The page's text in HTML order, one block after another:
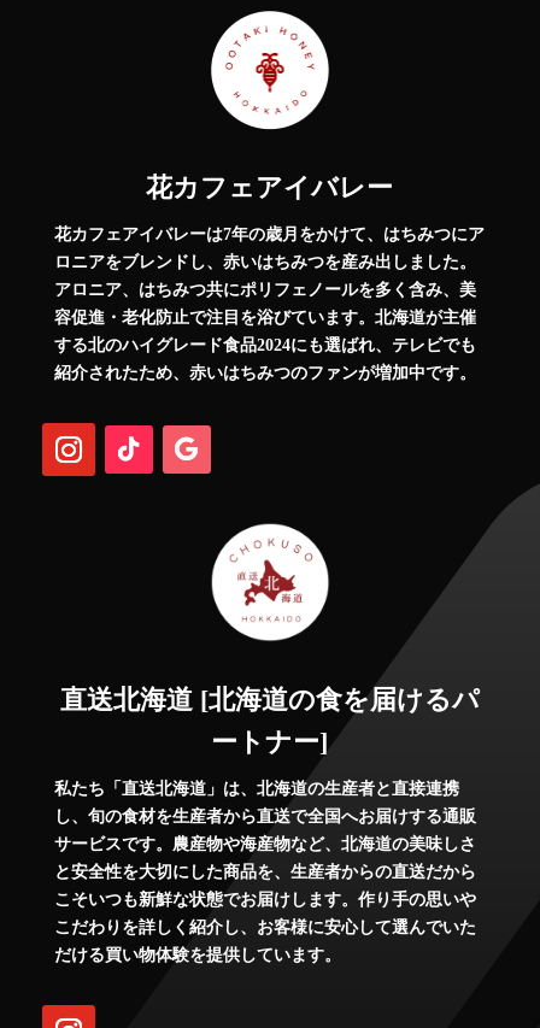
花カフェアイバレー
花カフェアイバレーは7年の歳月をかけて、はちみつにア
ロニアをブレンドし、赤いはちみつを産み出しました。
アロニア、はちみつ共にポリフェノールを多く含み、美
容促進・老化防止で注目を浴びています。北海道が主催
する北のハイグレード食品2024にも選ばれ、テレビでも
紹介されたため、赤いはちみつのファンが増加中です。
直送北海道 [北海道の食を届けるパ
ートナー]
私たち「直送北海道」は、北海道の生産者と直接連携
し、旬の食材を生産者から直送で全国へお届けする通販
サービスです。農産物や海産物など、北海道の美味しさ
と安全性を大切にした商品を、生産者からの直送だから
こそいつも新鮮な状態でお届けします。作り手の思いや
こだわりを詳しく紹介し、お客様に安心して選んでいた
だける買い物体験を提供しています。